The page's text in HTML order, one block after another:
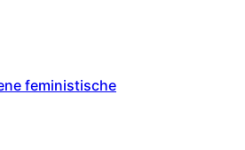
feministische